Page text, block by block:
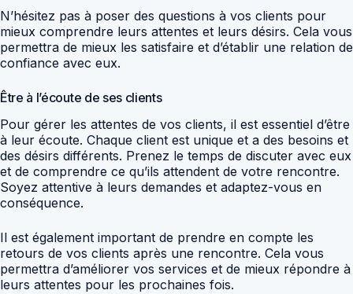
N’hésitez pas à poser des questions à vos clients pour
mieux comprendre leurs attentes et leurs désirs. Cela vous
permettra de mieux les satisfaire et d’établir une relation de
confiance avec eux.
Être à l’écoute de ses clients
Pour gérer les attentes de vos clients, il est essentiel d’être
à leur écoute. Chaque client est unique et a des besoins et
des désirs différents. Prenez le temps de discuter avec eux
et de comprendre ce qu’ils attendent de votre rencontre.
Soyez attentive à leurs demandes et adaptez-vous en
conséquence.
Il est également important de prendre en compte les
retours de vos clients après une rencontre. Cela vous
permettra d’améliorer vos services et de mieux répondre à
leurs attentes pour les prochaines fois.